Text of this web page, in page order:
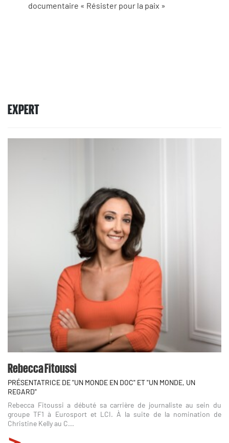
documentaire « Résister pour la paix »
EXPERT
Rebecca Fitoussi
PRÉSENTATRICE DE "UN MONDE EN DOC" ET "UN MONDE, UN
REGARD"
Rebecca Fitoussi a débuté sa carrière de journaliste au sein du
groupe TF1 à Eurosport et LCI. À la suite de la nomination de
Christine Kelly au C...